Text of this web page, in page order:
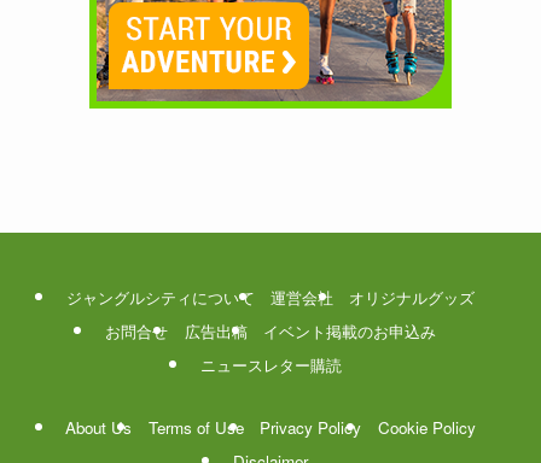
ジャングルシティについて 運営会社
オリジナルグッズ
お問合せ
広告出稿
イベント掲載のお申込み
ニュースレター購読
About Us Terms of Use Privacy Policy
Cookie Policy